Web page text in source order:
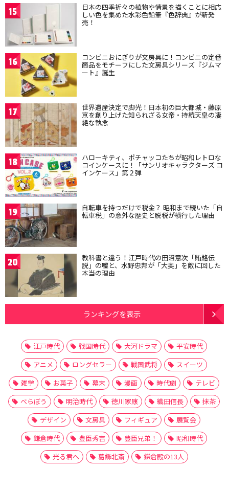
15 日本の四季折々の植物や情景を描くことに相応
しい色を集めた水彩色鉛筆『色辞典』が新発
売！
16 コンビニおにぎりが文房具に！コンビニの定番
商品をモチーフにした文房具シリーズ『ジムマ
ート』誕生
17 世界遺産決定で脚光！日本初の巨大都城・藤原
京を創り上げた知られざる女帝・持統天皇の凄
絶な執念
18 ハローキティ、ポチャッコたちが昭和レトロな
コインケースに！「サンリオキャラクターズ コ
インケース」第２弾
19 自転車を持つだけで税金？ 昭和まで続いた「自
転車税」の意外な歴史と脱税が横行した理由
20 教科書と違う！江戸時代の田沼意次「賄賂伝
説」の嘘と、水野忠邦が「大奥」を敵に回した
本当の理由
ランキングを表示
江戸時代 戦国時代 大河ドラマ
平安時代
アニメ
ロングセラー 戦国武将
スイーツ
雑学
お菓子 幕末 漫画 時代劇
テレビ
べらぼう
明治時代 徳川家康 織田信長
抹茶
デザイン
文房具 フィギュア
展覧会
鎌倉時代
豊臣秀吉 豊臣兄弟！
昭和時代
光る君へ
葛飾北斎 鎌倉殿の13人